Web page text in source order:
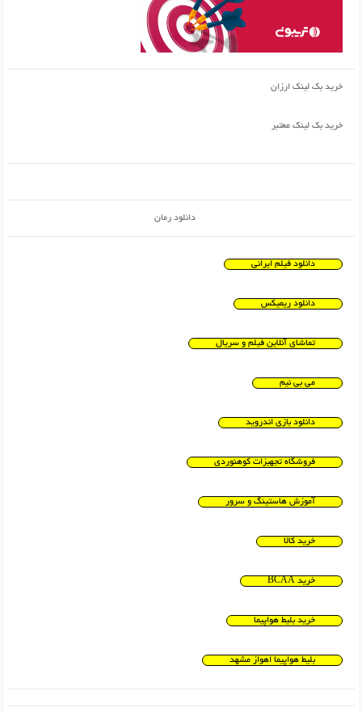
خرید بک لینک ارزان
خرید بک لینک معتبر
دانلود رمان
دانلود فیلم ایرانی
دانلود ریمیکس
تماشای آنلاین فیلم و سریال
می بی نیم
دانلود بازی اندروید
فروشگاه تجهیزات کوهنوردی
آموزش هاستینگ و سرور
خرید کالا
خرید BCAA
خرید بلیط هواپیما
بلیط هواپیما اهواز مشهد